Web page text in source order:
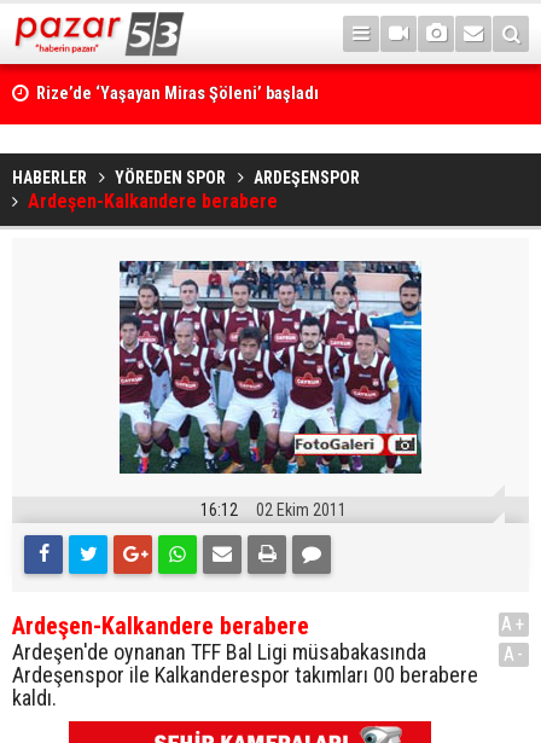
Rize’de ‘Yaşayan Miras Şöleni’ başladı
HABERLER YÖREDEN SPOR ARDEŞENSPOR
Ardeşen-Kalkandere berabere
16:12 02 Ekim 2011
Ardeşen-Kalkandere berabere
Ardeşen'de oynanan TFF Bal Ligi müsabakasında
Ardeşenspor ile Kalkanderespor takımları 00 berabere
kaldı.
A+
A-